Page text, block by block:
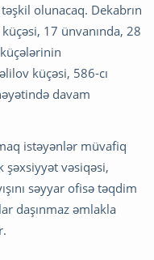
olunacaq. Dekabrın
17 ünvanında, 28
küçəsi, 586-cı
davam
istəyənlər müvafiq
vəsiqəsi,
səyyar ofisə təqdim
daşınmaz əmlakla